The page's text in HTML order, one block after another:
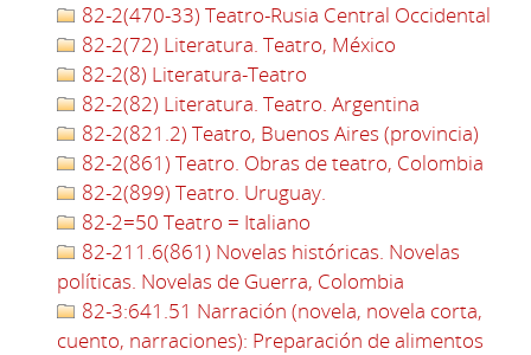
82-2(470-33) Teatro-Rusia Central Occidental
82-2(72) Literatura. Teatro, México
82-2(8) Literatura-Teatro
82-2(82) Literatura. Teatro. Argentina
82-2(821.2) Teatro, Buenos Aires (provincia)
82-2(861) Teatro. Obras de teatro, Colombia
82-2(899) Teatro. Uruguay.
82-2=50 Teatro = Italiano
82-211.6(861) Novelas históricas. Novelas
políticas. Novelas de Guerra, Colombia
82-3:641.51 Narración (novela, novela corta,
cuento, narraciones): Preparación de alimentos